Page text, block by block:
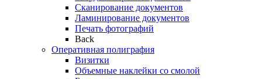
Сканирование документов
Ламинирование документов
Печать фотографий
Back
Оперативная полиграфия
Визитки
Объемные наклейки со смолой